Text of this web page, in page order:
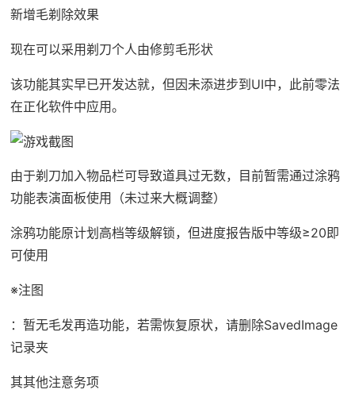
新增毛剃除效果
现在可以采用剃刀个人由修剪毛形状
该功能其实早已开发达就，但因未添进步到UI中，此前零法
在正化软件中应用。
由于剃刀加入物品栏可导致道具过无数，目前暂需通过涂鸦
功能表演面板使用（未过来大概调整）
涂鸦功能原计划高档等级解锁，但进度报告版中等级≥20即
可使用
※注图
：暂无毛发再造功能，若需恢复原状，请删除SavedImage
记录夹
其其他注意务项